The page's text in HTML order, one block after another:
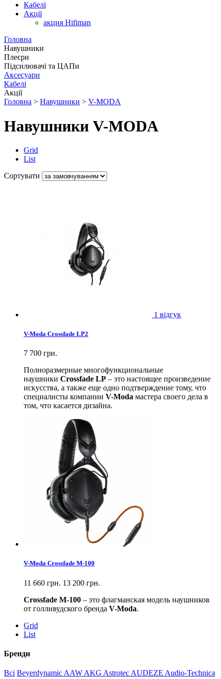
Кабелі
Акції
акция Hifiman
Головна
Навушники
Плеєри
Підсилювачі та ЦАПи
Аксесуари
Кабелі
Акції
Головна > Навушники > V-MODA
Навушники V-MODA
Grid
List
Сортувати
1 відгук
V-Moda Crossfade LP2
7 700 грн.
Полноразмерные многофункциональные
наушники Crossfade LP – это настоящее произведение
искусства, а также еще одно подтверждение тому, что
специалисты компании V-Moda мастера своего дела в
том, что касается дизайна.
V-Moda Crossfade M-100
11 660 грн. 13 200 грн.
Crossfade M-100 – это флагманская модель наушников
от голливудского бренда V-Moda.
Grid
List
Бренди
Всі Beyerdynamic AAW AKG Astrotec AUDEZE Audio-Technica